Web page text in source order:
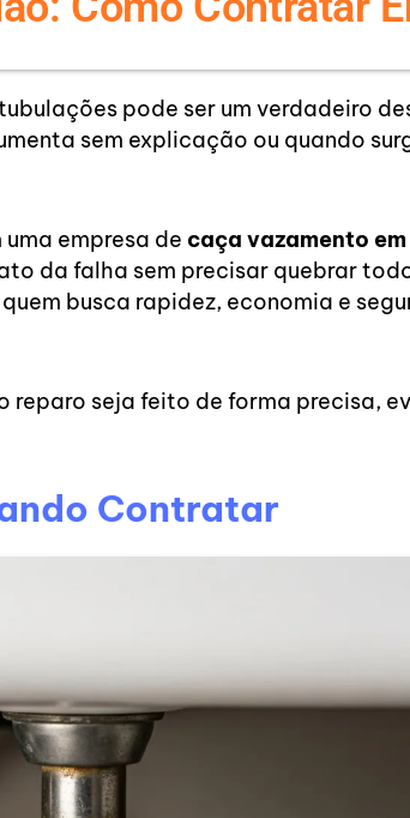
pode ser um verdadeiro
sem explicação ou quando
empresa de caça vazamento em
da falha sem precisar quebrar
busca rapidez, economia e
seja feito de forma precisa,
Contratar